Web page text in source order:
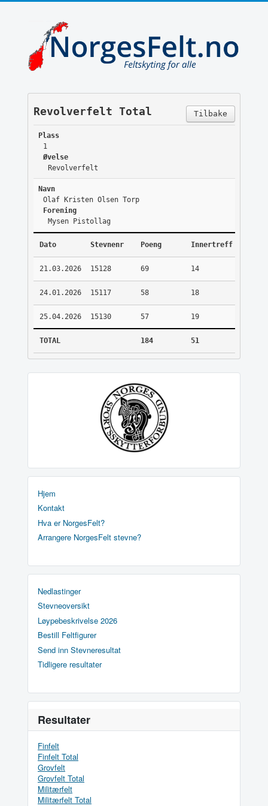
Tilbake
Revolverfelt Total
Plass
1
Øvelse
Revolverfelt
Navn
Olaf Kristen Olsen Torp
Forening
Mysen Pistollag
Dato Stevnenr Poeng Innertreff
21.03.2026 15128 69 14
24.01.2026 15117 58 18
25.04.2026 15130 57 19
TOTAL 184 51
Hjem
Kontakt
Hva er NorgesFelt?
Arrangere NorgesFelt stevne?
Nedlastinger
Stevneoversikt
Løypebeskrivelse 2026
Bestill Feltfigurer
Send inn Stevneresultat
Tidligere resultater
Resultater
Finfelt
Finfelt Total
Grovfelt
Grovfelt Total
Militærfelt
Militærfelt Total